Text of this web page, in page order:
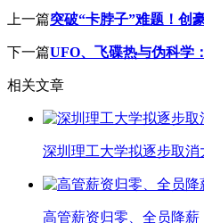
上一篇突破“卡脖子”难题！创
下一篇UFO、飞碟热与伪科学
相关文章
深圳理工大学拟逐步取
高管薪资归零、全员降